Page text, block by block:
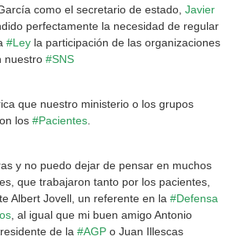
como el secretario de estado, Javier
perfectamente la necesidad de regular
#Ley la participación de las organizaciones
nuestro #SNS
que nuestro ministerio o los grupos
los #Pacientes
y no puedo dejar de pensar en muchos
que trabajaron tanto por los pacientes,
Albert Jovell, un referente en la #Defensa
, al igual que mi buen amigo Antonio
de la #AGP o Juan Illescas